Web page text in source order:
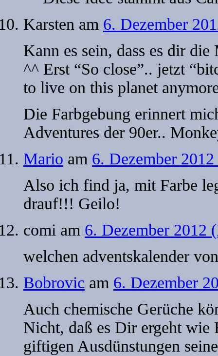
Karsten am 6. Dezember
Kann es sein, dass es dir
^^ Erst “So close”.. jetzt
to live on this planet
Die Farbgebung erinnert
Adventures der 90er..
Mario am 6. Dezember
Also ich find ja, mit Farbe
drauf!!! Geilo!
comi am 6. Dezember 2012
welchen adventskalender
Bobrovic am 6. Dezember
Auch chemische Gerüche
Nicht, daß es Dir ergeht wie
giftigen Ausdünstungen